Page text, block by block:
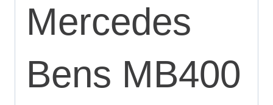
Mercedes
Bens MB400